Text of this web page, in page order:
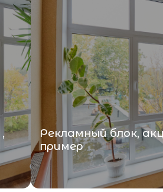
Рекламный блок,
пример